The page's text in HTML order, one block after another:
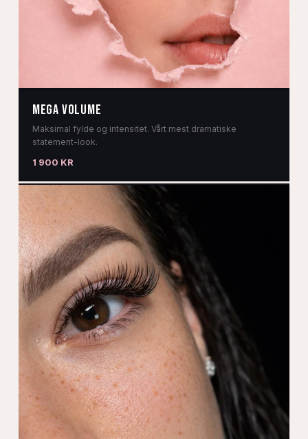
MEGA VOLUME
Maksimal fylde og intensitet. Vårt mest dramatiske
statement-look.
1 900 KR